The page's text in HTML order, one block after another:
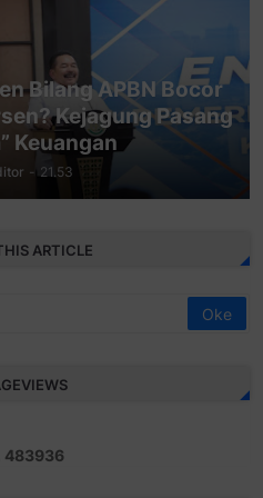
Bilang APBN Bocor
Kejagung Pasang
Keuangan
- 21.53
ARTICLE
483936